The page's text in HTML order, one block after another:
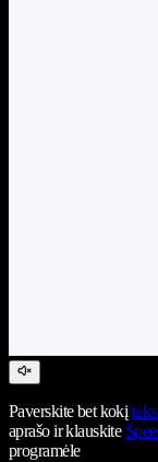
Paverskite bet kokį
aprašo ir klauskite
programėle